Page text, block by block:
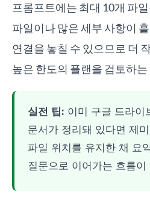
프롬프트에는 최대 10개 파
파일이나 많은 세부 사항이
연결을 놓칠 수 있으므로 더
높은 한도의 플랜을 검토하
실전 팁: 이미 구글 드라이
문서가 정리돼 있다면 제
파일 위치를 유지한 채 요
질문으로 이어가는 흐름이